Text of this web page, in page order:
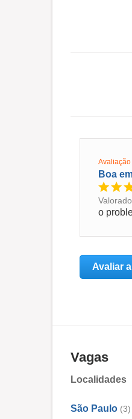
Boa
o
Avaliar
Vagas
Localidades
São Paulo (3)